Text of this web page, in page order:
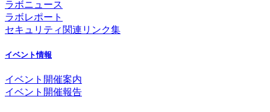
ラボニュース
ラボレポート
セキュリティ関連リンク集
イベント情報
イベント開催案内
イベント開催報告